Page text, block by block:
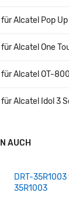
Alcatel Pop
Alcatel One
Alcatel OT-
Alcatel Idol 3
AUCH
DRT-
35R1003